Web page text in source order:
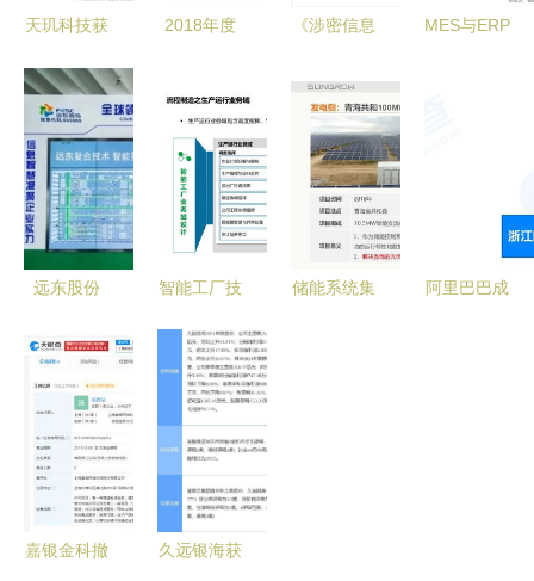
天玑科技获
系统集成服
务最高等级
认证，彰显
行业领军实
力
2018年度
市整体解决
析 信息系
统集成服务
的核心价值
《涉密信息
质管理办
法》新版与
旧版对比分
析
MES与ERP
远东股份
集成服务驱
动传统产业
数智化转
型，引领企
业高质量发
展
智能工厂技
解析 从系
统、数据、
应用到集成
服务
储能系统集
阿里巴巴成
嘉银金科撤
久远银海获